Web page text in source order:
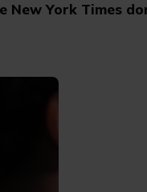
New York Times